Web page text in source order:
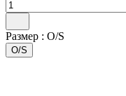
Размер : O/S
O/S